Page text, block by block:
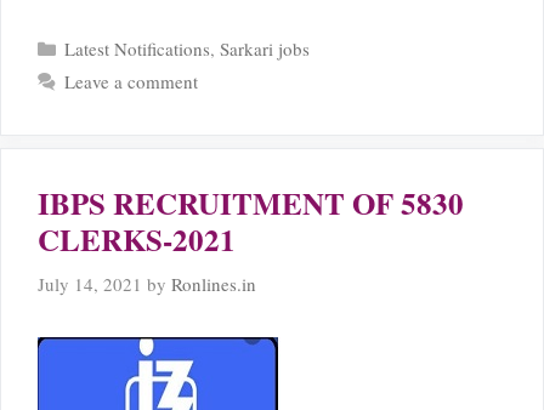
Categories
Latest Notifications, Sarkari jobs
Leave a comment
IBPS RECRUITMENT OF 5830
CLERKS-2021
July 14, 2021 by Ronlines.in